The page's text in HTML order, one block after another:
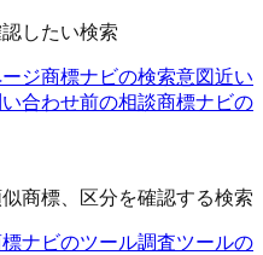
したい検索
ジ商標ナビの検索意図近い
い合わせ前の相談商標ナビの
商標、区分を確認する検索
ナビのツール調査ツールの